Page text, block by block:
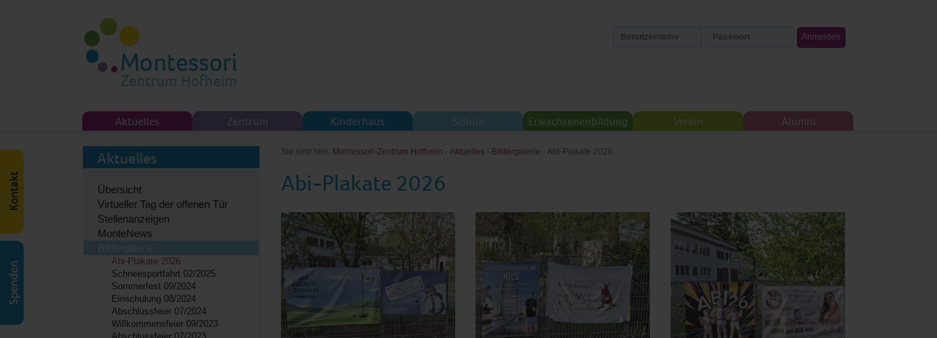
Aktuelles Zentrum Kinderhaus Schule Erwachsenenbildung Verein Alumni
Aktuelles
Übersicht
Virtueller Tag der offenen Tür
Stellenanzeigen
MonteNews
Bildergalerie
Abi-Plakate 2026
Schneesportfahrt 02/2025
Sommerfest 09/2024
Einschulung 08/2024
Abschlussfeier 07/2024
Willkommensfeier 09/2023
Sie sind hier: Montessori-Zentrum Hofheim - Aktuelles - Bildergalerie - Abi-Plakate 2026
Abi-Plakate 2026